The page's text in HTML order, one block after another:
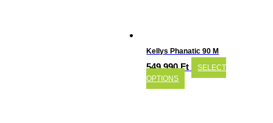
Kellys Phanatic 90 M
549.990Ft
SELECT
OPTIONS